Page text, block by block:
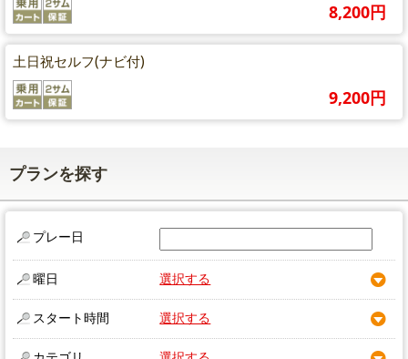
8,200円
土日祝セルフ(ナビ付)
9,200円
プランを探す
プレー日
曜日 選択する
スタート時間 選択する